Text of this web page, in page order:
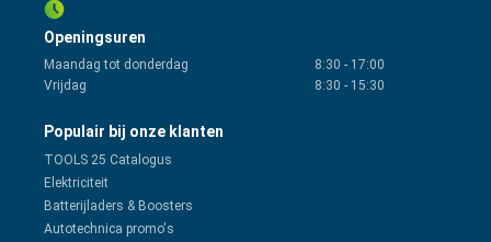
Openingsuren
Maandag tot donderdag 8:30 - 17:00
Vrijdag
8:30 - 15:30
Populair bij onze klanten
TOOLS 25 Catalogus
Elektriciteit
Batterijladers & Boosters
Autotechnica promo's